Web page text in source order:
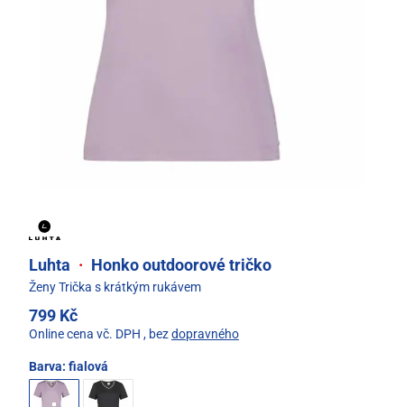
Luhta · Honko outdoorové tričko
Ženy Trička s krátkým rukávem
799 Kč
Online cena vč. DPH , bezdopravného
Barva: fialová